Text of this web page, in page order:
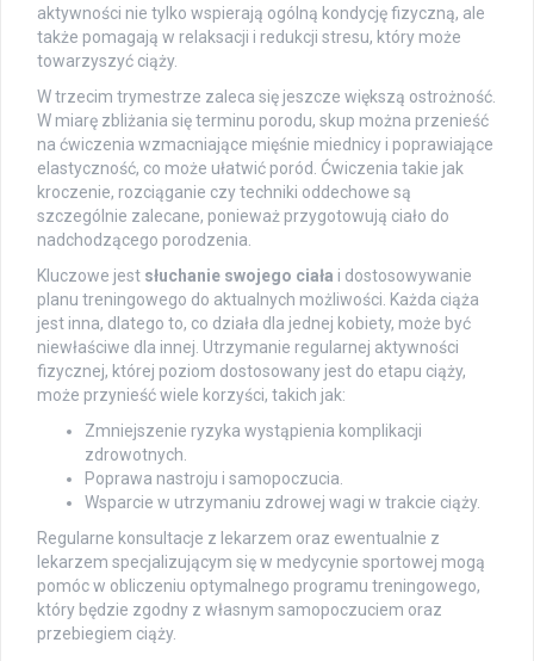
aktywności nie tylko wspierają ogólną kondycję fizyczną, ale
także pomagają w relaksacji i redukcji stresu, który może
towarzyszyć ciąży.
W trzecim trymestrze zaleca się jeszcze większą ostrożność.
W miarę zbliżania się terminu porodu, skup można przenieść
na ćwiczenia wzmacniające mięśnie miednicy i poprawiające
elastyczność, co może ułatwić poród. Ćwiczenia takie jak
kroczenie, rozciąganie czy techniki oddechowe są
szczególnie zalecane, ponieważ przygotowują ciało do
nadchodzącego porodzenia.
Kluczowe jest słuchanie swojego ciała i dostosowywanie
planu treningowego do aktualnych możliwości. Każda ciąża
jest inna, dlatego to, co działa dla jednej kobiety, może być
niewłaściwe dla innej. Utrzymanie regularnej aktywności
fizycznej, której poziom dostosowany jest do etapu ciąży,
może przynieść wiele korzyści, takich jak:
Zmniejszenie ryzyka wystąpienia komplikacji
zdrowotnych.
Poprawa nastroju i samopoczucia.
Wsparcie w utrzymaniu zdrowej wagi w trakcie ciąży.
Regularne konsultacje z lekarzem oraz ewentualnie z
lekarzem specjalizującym się w medycynie sportowej mogą
pomóc w obliczeniu optymalnego programu treningowego,
który będzie zgodny z własnym samopoczuciem oraz
przebiegiem ciąży.